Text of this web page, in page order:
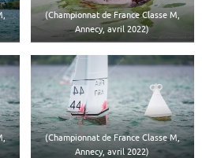
(Championnat de France Classe M,
Annecy, avril 2022)
(Championnat de France Classe M,
Annecy, avril 2022)